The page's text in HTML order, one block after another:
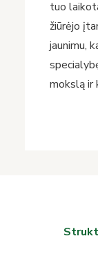
tuo
žiūrėjo
jaunimu,
mokslą ir